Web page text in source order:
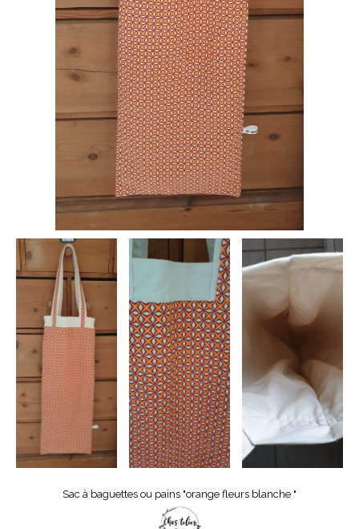
Sac à baguettes ou pains "orange fleurs blanche "